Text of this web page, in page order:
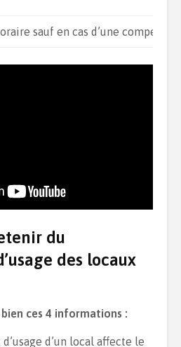
sauf en cas d’une
du
des locaux
ces 4 informations :
d’un local affecte le